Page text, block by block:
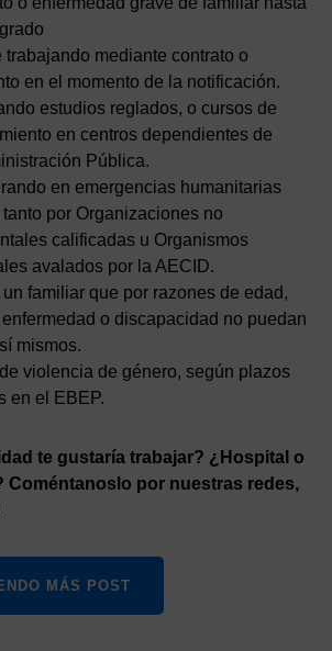
trabajando mediante contrato o
en el momento de la notificación.
estudios reglados, o cursos de
en centros dependientes de
Pública.
en emergencias humanitarias
por Organizaciones no
calificadas u Organismos
avalados por la AECID.
familiar que por razones de edad,
o discapacidad no puedan
mismos.
violencia de género, según plazos
en el EBEP.
te gustaría trabajar? ¿Hospital o
Coméntanoslo por nuestras redes,
MÁS POST